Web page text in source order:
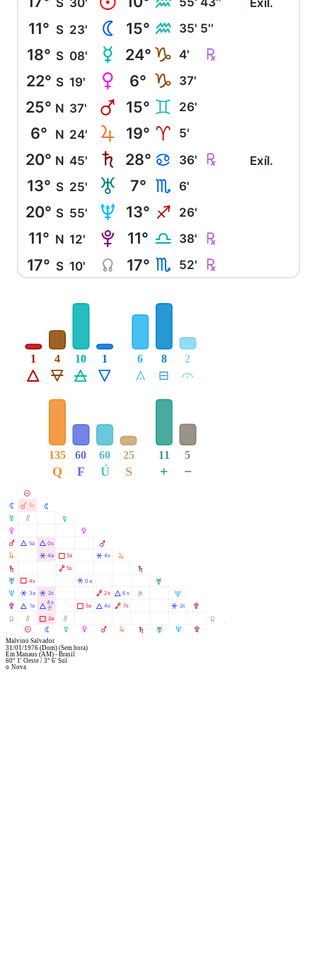
S 30' Exíl.
11° S 23' N 15° K 35' 5''
18° S 08' O 24° J 4' Ç
22° S 19' P 6° J 37'
25° N 37' Q 15° C 26'
6° N 24' R 19° A 5'
20° N 45' S 28° D 36' Ç Exíl.
13° S 25' T 7° H 6'
20° S 55' U 13° I 26'
11° N 12' V 11° G 38' Ç
17° S 10' Y 17° H 52' Ç
Á
1
Ë
4
Ô
10
Ê
1
Å
6
É
8
Ă
2
Q
135
F
60
Ú
60
S
25
+
11
−
5
M
M
N
N
N
O
O
O
P
P
P
Q
Q
Q
R
R
R
S
S
S
T
T
T
U
U
U
V
V
V
Y
Y
À 5s
Ò
Á 5a
4s
Â 3a
Á 1a
Ò
Á 0s
Â 4a
Â 2s
ÁÓ
4s
Ã 2a
Ã 5a
Ä 5s
Ò
Â 0a
Ã 5a
Â 4s
Ä 2s
Á 4s
Á 6s
Ä 7s
Ó
Â 2s
Malvino Salvador
31/01/1976 (Dom) (Sem hora)
EmManaus (AM) - Brasil
60° 1' Oeste/3° 6' Sul
Nova
o